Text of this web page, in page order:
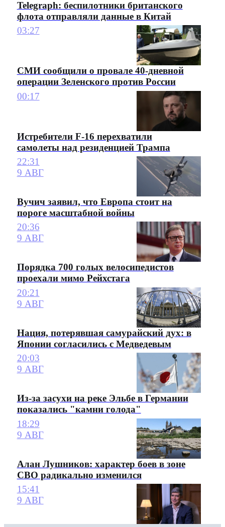
Telegraph: беспилотники британского
флота отправляли данные в Китай
03:27
СМИ сообщили о провале 40-дневной
операции Зеленского против России
00:17
Истребители F-16 перехватили
самолеты над резиденцией Трампа
22:31
9 АВГ
Вучич заявил, что Европа стоит на
пороге масштабной войны
20:36
9 АВГ
Порядка 700 голых велосипедистов
проехали мимо Рейхстага
20:21
9 АВГ
Нация, потерявшая самурайский дух: в
Японии согласились с Медведевым
20:03
9 АВГ
Из-за засухи на реке Эльбе в Германии
показались "камни голода"
18:29
9 АВГ
Алан Лушников: характер боев в зоне
СВО радикально изменился
15:41
9 АВГ